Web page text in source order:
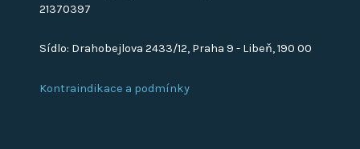
21370397
Sídlo: Drahobejlova 2433/12, Praha 9 - Libeň, 190 00
Kontraindikace a podmínky